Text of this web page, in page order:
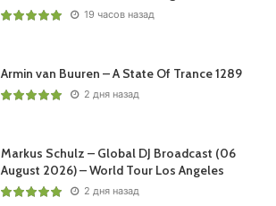
19 часов назад
Armin van Buuren – A State Of Trance 1289
2 дня назад
Markus Schulz – Global DJ Broadcast (06
August 2026) – World Tour Los Angeles
2 дня назад